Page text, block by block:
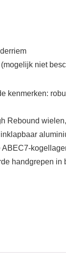
niet
kenmerken:
Rebound
handgrepen